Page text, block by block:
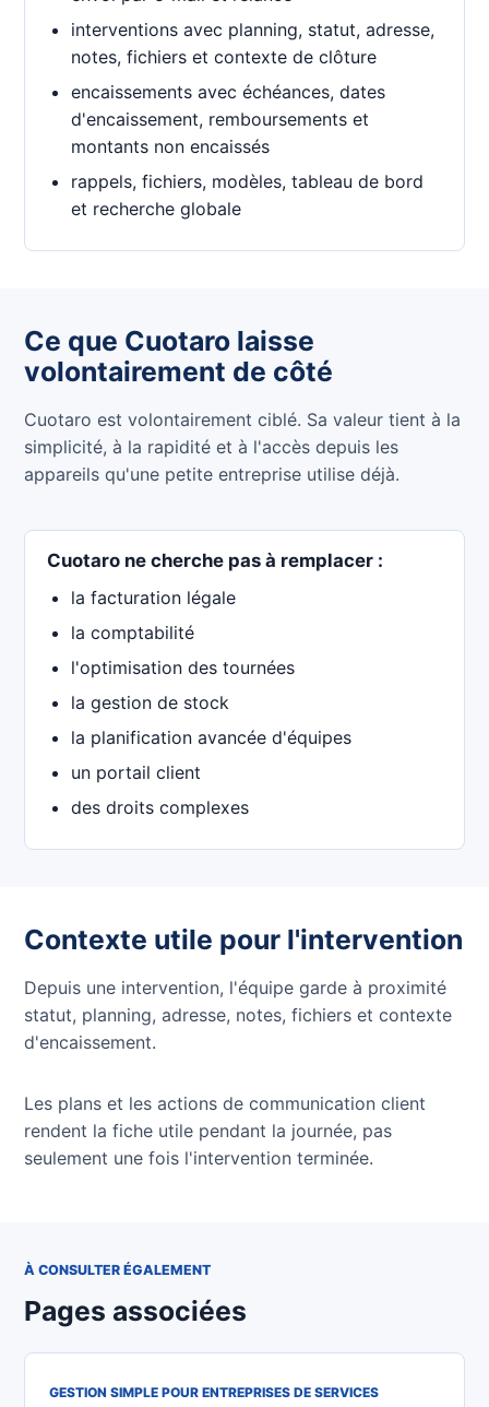
interventions avec planning, statut, adresse,
notes, fichiers et contexte de clôture
encaissements avec échéances, dates
d'encaissement, remboursements et
montants non encaissés
rappels, fichiers, modèles, tableau de bord
et recherche globale
Ce que Cuotaro laisse
volontairement de côté
Cuotaro est volontairement ciblé. Sa valeur tient à la
simplicité, à la rapidité et à l'accès depuis les
appareils qu'une petite entreprise utilise déjà.
Cuotaro ne cherche pas à remplacer :
la facturation légale
la comptabilité
l'optimisation des tournées
la gestion de stock
la planification avancée d'équipes
un portail client
des droits complexes
Contexte utile pour l'intervention
Depuis une intervention, l'équipe garde à proximité
statut, planning, adresse, notes, fichiers et contexte
d'encaissement.
Les plans et les actions de communication client
rendent la fiche utile pendant la journée, pas
seulement une fois l'intervention terminée.
À CONSULTER ÉGALEMENT
Pages associées
GESTION SIMPLE POUR ENTREPRISES DE SERVICES